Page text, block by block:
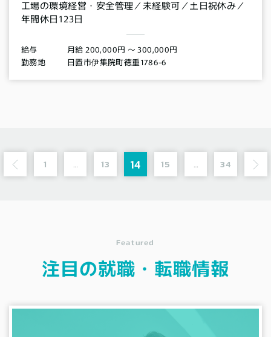
工場の環境経営・安全管理／未経験可／土日祝休み／
年間休日123日
給与 月給 200,000円 〜 300,000円
勤務地 日置市伊集院町徳重1786-6
1 13 14 15 34
注目の就職・転職情報
Featured